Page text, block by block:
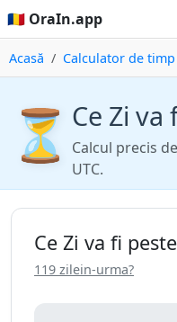
🇷🇴 OraIn.app
Acasă Calculator de timp
⏳ Ce Zi va
Calcul precis
UTC.
Ce Zi va fi
119 zilein-urma?